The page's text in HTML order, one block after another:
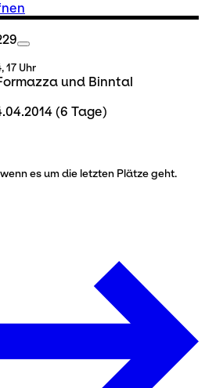
17 Uhr
und Binntal
(6 Tage)
es um die letzten Plätze geht.